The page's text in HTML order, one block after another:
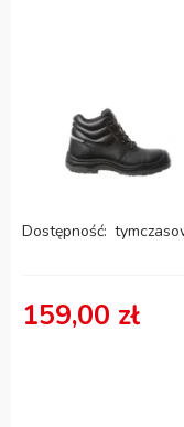
Dostępność:
159,00 zł